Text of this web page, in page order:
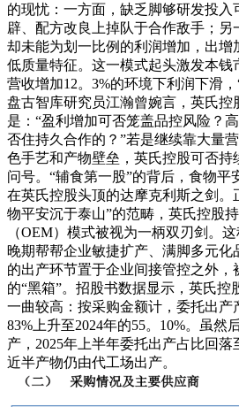
的现忧：一方面，缺乏脚够研发投
辟、配方改良上掉队于合作敌手；另
却未能为划一比例的利润增加，出增
低质量特征。这一模式起头激发本钱
营收增加12。3%的环境下利润下滑，
盘古智库研究员江瀚曾婉言，英氏控
是：“盈利增加可否笼盖品控风险？
否住持久合作的？”若是继续靠大量
色手艺和产物壁垒，英氏控股可否持
问号。“辅食第一股”的背后，食物平
在英氏控股头顶的达摩克利斯之剑。
物平安沉于泰山”的范畴，英氏控股
（OEM）模式被视为一柄双刃剑。
晚期帮帮企业敏捷扩产、满脚多元化
的出产环节置于企业间接管控之外，
的“黑箱”。招股书数据显示，英氏控
一曲较高：按采购金额计，委托出产
83%上升至2024年的55。10%。虽然
产，2025年上半年委托出产占比回落
近半产物仍由代工场出产。